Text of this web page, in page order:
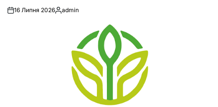
16 Липня 2026Опубліковано
admin